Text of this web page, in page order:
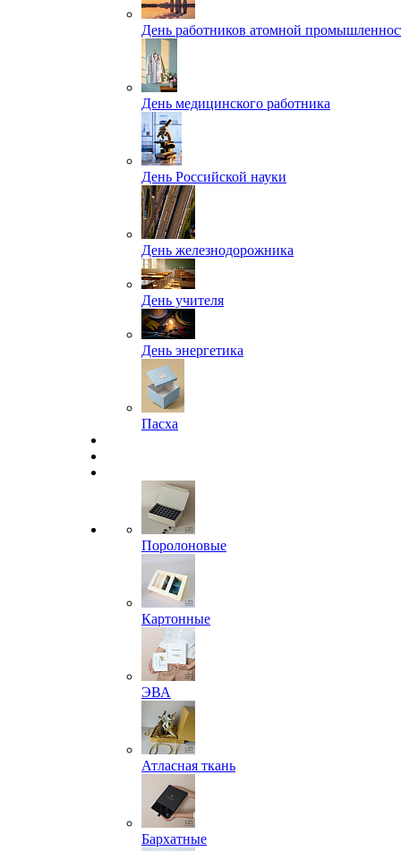
День работников атомной
День медицинского работника
День Российской науки
День железнодорожника
День учителя
День энергетика
Пасха
Поролоновые
Картонные
ЭВА
Атласная ткань
Бархатные